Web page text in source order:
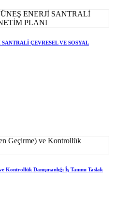
ÇEVRESEL VE SOSYAL
Kontrollük Danışmanlığı İş Tanımı Taslak